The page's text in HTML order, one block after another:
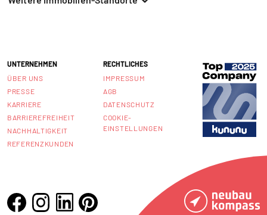
UNTERNEHMEN
ÜBER UNS
PRESSE
KARRIERE
BARRIEREFREIHEIT
NACHHALTIGKEIT
REFERENZKUNDEN
RECHTLICHES
IMPRESSUM
AGB
DATENSCHUTZ
COOKIE-
EINSTELLUNGEN